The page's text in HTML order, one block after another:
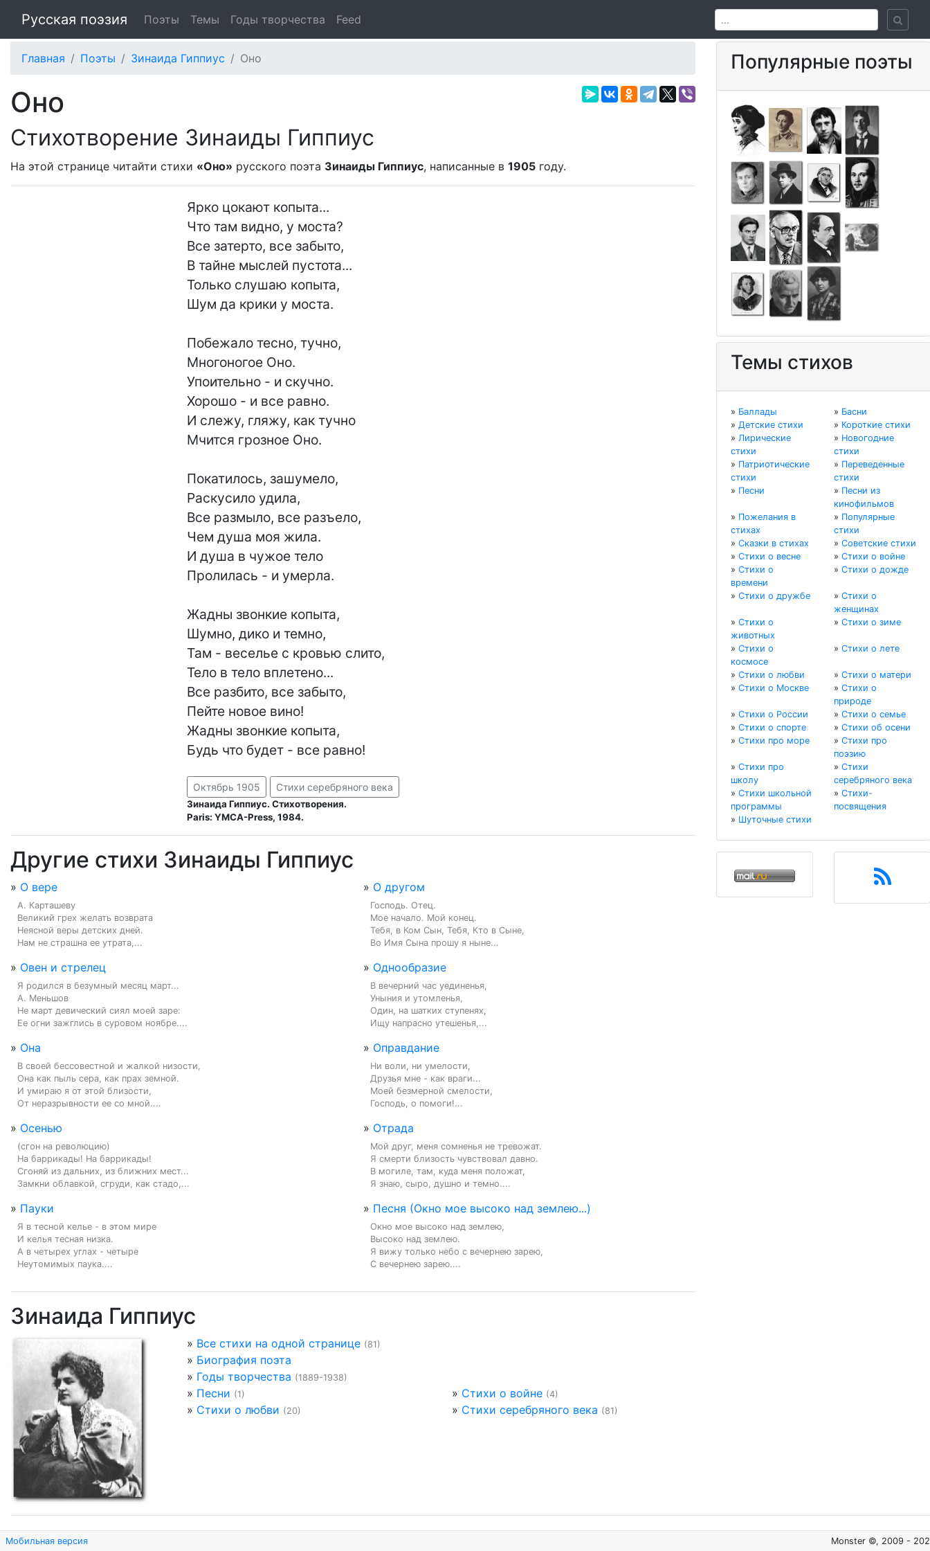
Русская поэзия Поэты Темы Годы творчества Feed
Главная Поэты Зинаида Гиппиус Оно
Оно
Стихотворение Зинаиды Гиппиус
На этой странице читайти стихи «Оно» русского поэта Зинаиды Гиппиус, написанные в 1905 году.
Ярко цокают копыта...
Что там видно, у моста?
Все затерто, все забыто,
В тайне мыслей пустота...
Только слушаю копыта,
Шум да крики у моста.
Побежало тесно, тучно,
Многоногое Оно.
Упоительно - и скучно.
Хорошо - и все равно.
И слежу, гляжу, как тучно
Мчится грозное Оно.
Покатилось, зашумело,
Раскусило удила,
Все размыло, все разъело,
Чем душа моя жила.
И душа в чужое тело
Пролилась - и умерла.
Жадны звонкие копыта,
Шумно, дико и темно,
Там - веселье с кровью слито,
Тело в тело вплетено...
Все разбито, все забыто,
Пейте новое вино!
Жадны звонкие копыта,
Будь что будет - все равно!
Октябрь 1905 Стихи серебряного века
Зинаида Гиппиус. Стихотворения.
Paris: YMCA-Press, 1984.
Другие стихи Зинаиды Гиппиус
» О вере
А. Карташеву
Великий грех желать возврата
Неясной веры детских дней.
Нам не страшна ее утрата,...
» О другом
Господь. Отец.
Мое начало. Мой конец.
Тебя, в Ком Сын, Тебя, Кто в Сыне,
Во Имя Сына прошу я ныне...
» Овен и стрелец
Я родился в безумный месяц март...
А. Меньшов
Не март девический сиял моей заре:
Ее огни зажглись в суровом ноябре....
» Однообразие
В вечерний час уединенья,
Уныния и утомленья,
Один, на шатких ступенях,
Ищу напрасно утешенья,...
» Она
В своей бессовестной и жалкой низости,
Она как пыль сера, как прах земной.
И умираю я от этой близости,
От неразрывности ее со мной....
» Оправдание
Ни воли, ни умелости,
Друзья мне - как враги...
Моей безмерной смелости,
Господь, о помоги!...
» Осенью
(сгон на революцию)
На баррикады! На баррикады!
Сгоняй из дальних, из ближних мест...
Замкни облавкой, сгруди, как стадо,...
» Отрада
Мой друг, меня сомненья не тревожат.
Я смерти близость чувствовал давно.
В могиле, там, куда меня положат,
Я знаю, сыро, душно и темно....
» Пауки
Я в тесной келье - в этом мире
И келья тесная низка.
А в четырех углах - четыре
Неутомимых паука....
» Песня (Окно мое высоко над землею...)
Окно мое высоко над землею,
Высоко над землею.
Я вижу только небо с вечернею зарею,
С вечернею зарею....
Зинаида Гиппиус
» Все стихи на одной странице (81)
» Биография поэта
» Годы творчества (1889-1938)
» Песни (1) » Стихи о войне (4)
» Стихи о любви (20) » Стихи серебряного века (81)
Популярные поэты
Темы стихов
» Баллады » Басни
» Детские стихи » Короткие стихи
» Лирические
стихи
» Новогодние
стихи
» Патриотические
стихи
» Переведенные
стихи
» Песни » Песни из
кинофильмов
» Пожелания в
стихах
» Популярные
стихи
» Сказки в стихах » Советские стихи
» Стихи о весне » Стихи о войне
» Стихи о
времени
» Стихи о дожде
» Стихи о дружбе » Стихи о
женщинах
» Стихи о
животных
» Стихи о зиме
» Стихи о
космосе
» Стихи о лете
» Стихи о любви » Стихи о матери
» Стихи о Москве » Стихи о
природе
» Стихи о России » Стихи о семье
» Стихи о спорте » Стихи об осени
» Стихи про море » Стихи про
поэзию
» Стихи про
школу
» Стихи
серебряного века
» Стихи школьной
программы
» Стихи-
посвящения
» Шуточные стихи
Мобильная версия Monster ©, 2009 -